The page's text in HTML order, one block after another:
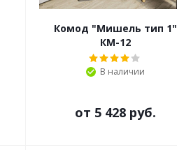
Комод "Мишель тип 1"
КМ-12
В наличии
от 5 428 руб.